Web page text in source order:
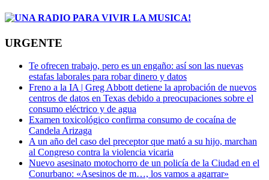
URGENTE
Te ofrecen trabajo, pero es un engaño: así son las nuevas
estafas laborales para robar dinero y datos
Freno a la IA | Greg Abbott detiene la aprobación de nuevos
centros de datos en Texas debido a preocupaciones sobre el
consumo eléctrico y de agua
Examen toxicológico confirma consumo de cocaína de
Candela Arizaga
A un año del caso del preceptor que mató a su hijo, marchan
al Congreso contra la violencia vicaria
Nuevo asesinato motochorro de un policía de la Ciudad en el
Conurbano: «Asesinos de m…, los vamos a agarrar»